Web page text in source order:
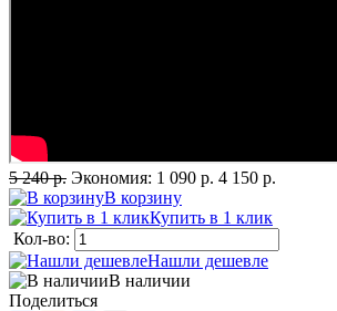
5 240 р. Экономия: 1 090 р. 4 150 р.
В корзину
Купить в 1 клик
Кол-во:
Нашли дешевле
В наличии
Поделиться